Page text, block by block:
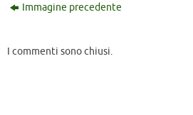
Immagine precedente
I commenti sono chiusi.